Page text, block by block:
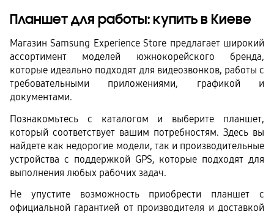
Планшет для работы: купить в Киеве
Магазин Samsung Experience Store предлагает широкий
ассортимент моделей южнокорейского бренда,
которые идеально подходят для видеозвонков, работы с
требовательными приложениями, графикой и
документами.
Познакомьтесь с каталогом и выберите планшет,
который соответствует вашим потребностям. Здесь вы
найдете как недорогие модели, так и производительные
устройства с поддержкой GPS, которые подходят для
выполнения любых рабочих задач.
Не упустите возможность приобрести планшет с
официальной гарантией от производителя и доставкой